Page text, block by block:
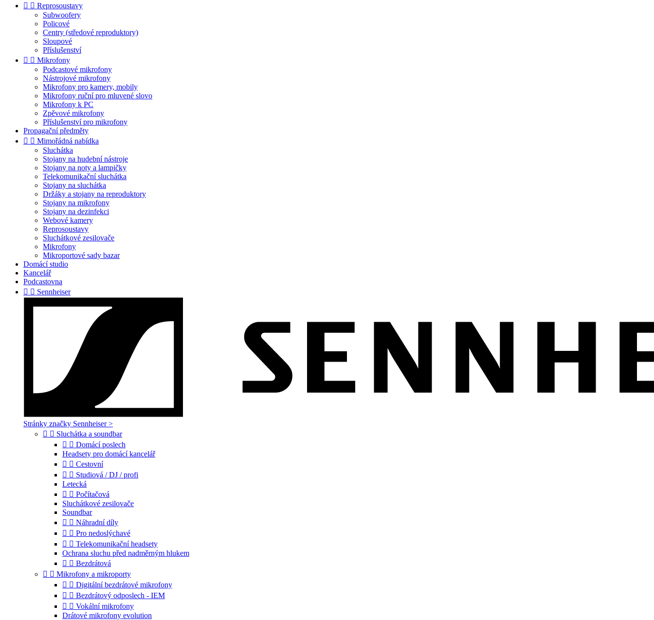
  Reprosoustavy
Subwoofery
Policové
Centry (středové reproduktory)
Sloupové
Příslušenství
  Mikrofony
Podcastové mikrofony
Nástrojové mikrofony
Mikrofony pro kamery, mobily
Mikrofony ruční pro mluvené slovo
Mikrofony k PC
Zpěvové mikrofony
Příslušenství pro mikrofony
Propagační předměty
  Mimořádná nabídka
Sluchátka
Stojany na hudební nástroje
Stojany na noty a lampičky
Telekomunikační sluchátka
Stojany na sluchátka
Držáky a stojany na reproduktory
Stojany na mikrofony
Stojany na dezinfekci
Webové kamery
Reprosoustavy
Sluchátkové zesilovače
Mikrofony
Mikroportové sady bazar
Domácí studio
Kancelář
Podcastovna
  Sennheiser
Stránky značky Sennheiser >
  Sluchátka a soundbar
  Domácí poslech
Headsety pro domácí kancelář
  Cestovní
  Studiová / DJ / profi
Letecká
  Počítačová
Sluchátkové zesilovače
Soundbar
  Náhradní díly
  Pro nedoslýchavé
  Telekomunikační headsety
Ochrana sluchu před nadměrným hlukem
  Bezdrátová
  Mikrofony a mikroporty
  Digitální bezdrátové mikrofony
  Bezdrátový odposlech - IEM
  Vokální mikrofony
Drátové mikrofony evolution